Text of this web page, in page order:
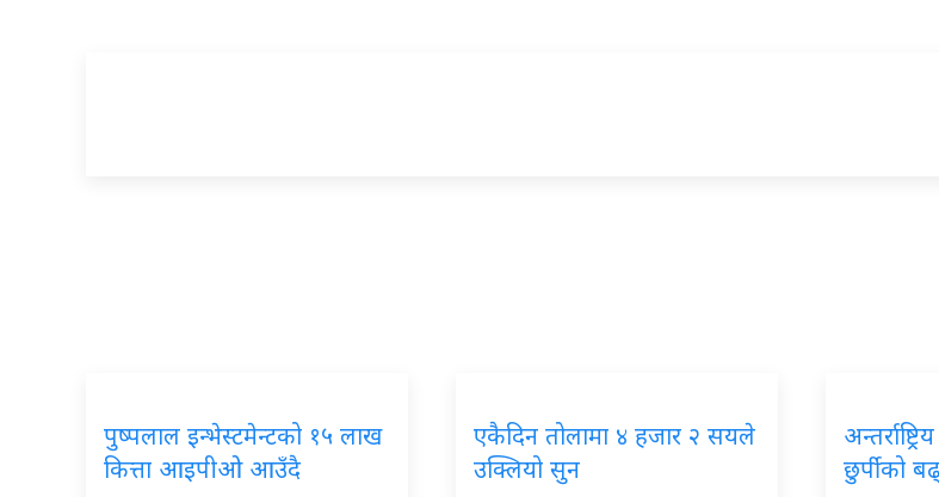
पुष्पलाल इन्भेस्टमेन्टको १५ लाख
कित्ता आइपीओ आउँदै
एकैदिन तोलामा ४ हजार २ सयले
उक्लियो सुन
छुर्पीको